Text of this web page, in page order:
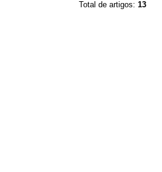
Total de artigos: 13